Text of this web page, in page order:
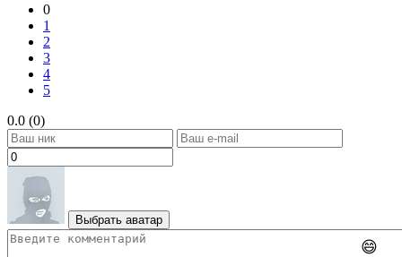
0
1
2
3
4
5
0.0 (0)
Выбрать аватар
😄